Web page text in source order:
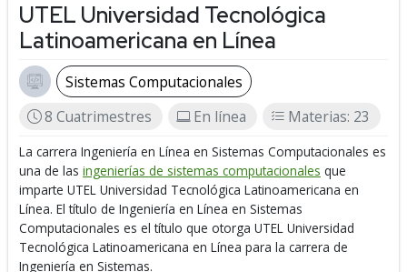
UTEL Universidad Tecnológica
Latinoamericana en Línea
Sistemas Computacionales
8 Cuatrimestres
En línea Materias: 23
La carrera Ingeniería en Línea en Sistemas Computacionales es
una de las ingenierías de sistemas computacionales que
imparte UTEL Universidad Tecnológica Latinoamericana en
Línea. El título de Ingeniería en Línea en Sistemas
Computacionales es el título que otorga UTEL Universidad
Tecnológica Latinoamericana en Línea para la carrera de
Ingeniería en Sistemas.